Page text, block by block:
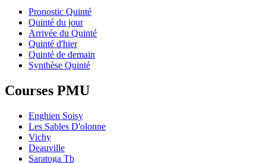
Pronostic Quinté
Quinté du jour
Arrivée du Quinté
Quinté d'hier
Quinté de demain
Synthèse Quinté
Courses PMU
Enghien Soisy
Les Sables D'olonne
Vichy
Deauville
Saratoga Tb